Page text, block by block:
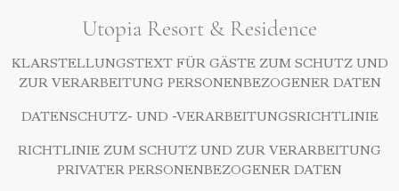
Utopia Resort & Residence
KLARSTELLUNGSTEXT FÜR GÄSTE ZUM SCHUTZ UND
ZUR VERARBEITUNG PERSONENBEZOGENER DATEN
DATENSCHUTZ- UND -VERARBEITUNGSRICHTLINIE
RICHTLINIE ZUM SCHUTZ UND ZUR VERARBEITUNG
PRIVATER PERSONENBEZOGENER DATEN